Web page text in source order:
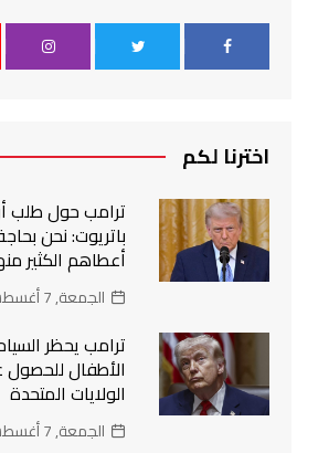
اخترنا لكم
ترامب حول طلب
باتريوت: نحن
أعطاهم الكثير
الجمعة, 7 أغسطس 2026, 1:54
ترامب يحظر
الأطفال
الولايات المتحدة
الجمعة, 7 أغسطس 2026, 1:54